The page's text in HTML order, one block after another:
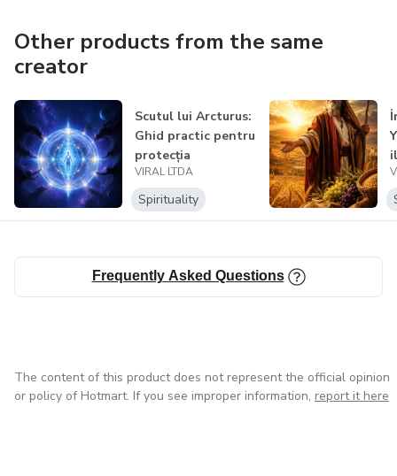
Other products from the same
creator
Scutul lui Arcturus:
Ghid practic pentru
protecția
spiritual...
VIRAL LTDA
Spirituality
Frequently Asked Questions
The content of this product does not represent the official opinion
or policy of Hotmart. If you see improper information, report it here